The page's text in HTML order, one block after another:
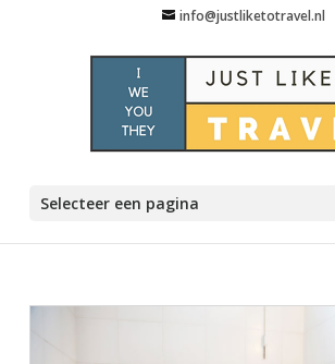
info@justliketotravel.nl
Selecteer een pagina